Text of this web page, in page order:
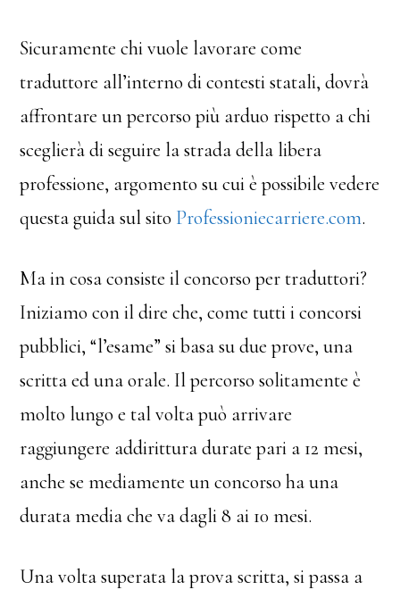
Sicuramente chi vuole lavorare come
traduttore all’interno di contesti statali, dovrà
affrontare un percorso più arduo rispetto a chi
sceglierà di seguire la strada della libera
professione, argomento su cui è possibile vedere
questa guida sul sito Professioniecarriere.com.
Ma in cosa consiste il concorso per traduttori?
Iniziamo con il dire che, come tutti i concorsi
pubblici, “l’esame” si basa su due prove, una
scritta ed una orale. Il percorso solitamente è
molto lungo e tal volta può arrivare
raggiungere addirittura durate pari a 12 mesi,
anche se mediamente un concorso ha una
durata media che va dagli 8 ai 10 mesi.
Una volta superata la prova scritta, si passa a